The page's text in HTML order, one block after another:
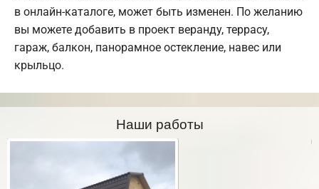
в онлайн-каталоге, может быть изменен. По желанию
вы можете добавить в проект веранду, террасу,
гараж, балкон, панорамное остекление, навес или
крыльцо.
Наши работы